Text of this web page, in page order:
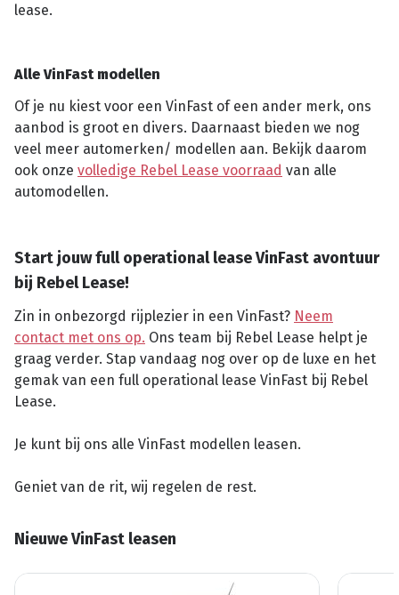
lease.
Alle VinFast modellen
Of je nu kiest voor een VinFast of een ander merk, ons
aanbod is groot en divers. Daarnaast bieden we nog
veel meer automerken/ modellen aan. Bekijk daarom
ook onze volledige Rebel Lease voorraad van alle
automodellen.
Start jouw full operational lease VinFast avontuur
bij Rebel Lease!
Zin in onbezorgd rijplezier in een VinFast? Neem
contact met ons op. Ons team bij Rebel Lease helpt je
graag verder. Stap vandaag nog over op de luxe en het
gemak van een full operational lease VinFast bij Rebel
Lease.
Je kunt bij ons alle VinFast modellen leasen.
Geniet van de rit, wij regelen de rest.
Nieuwe VinFast leasen